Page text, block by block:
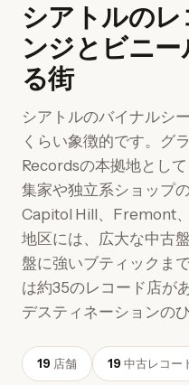
シアトルの
ンジとビニ
る街
シアトルのバイナルシ
くらい象徴的です。グ
Recordsの本拠地とし
集家や独立系ショップ
Capitol Hill、Fremont
地区には、広大な中古
盤に強いブティックま
は約35のレコード店が
デスティネーションの
19 店舗 19 中古レコー